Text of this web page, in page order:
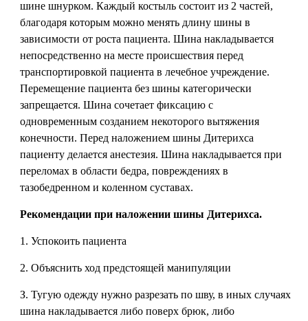
шине шнурком. Каждый костыль состоит из 2 частей,
благодаря которым можно менять длину шины в
зависимости от роста пациента. Шина накладывается
непосредственно на месте происшествия перед
транспортировкой пациента в лечебное учреждение.
Перемещение пациента без шины категорически
запрещается. Шина сочетает фиксацию с
одновременным созданием некоторого вытяжения
конечности. Перед наложением шины Дитерихса
пациенту делается анестезия. Шина накладывается при
переломах в области бедра, повреждениях в
тазобедренном и коленном суставах.
Рекомендации при наложении шины Дитерихса.
1. Успокоить пациента
2. Объяснить ход предстоящей манипуляции
З. Тугую одежду нужно разрезать по шву, в иных случаях
шина накладывается либо поверх брюк, либо